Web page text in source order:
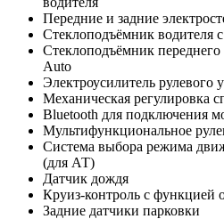
Передние и задние
Стеклоподъёмник водителя
Стеклоподъёмник
Auto
Электроусилитель рулевого
Механическая регулировка
Bluetooth для подключения
Мультифункциональное
Система выбора режима
(для АТ)
Датчик дождя
Круиз-контроль с функцией
Задние датчики парковки